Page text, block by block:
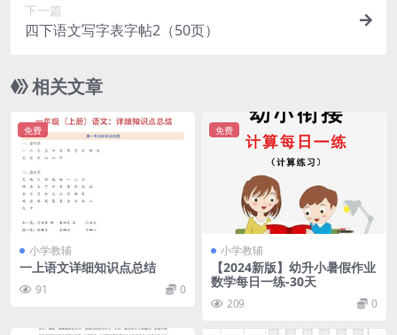
下一篇
四下语文写字表字帖2（50页）
相关文章
免费
小学教辅
一上语文详细知识点总结
91 0
免费
小学教辅
【2024新版】幼升小暑假作业
数学每日一练-30天
209 0